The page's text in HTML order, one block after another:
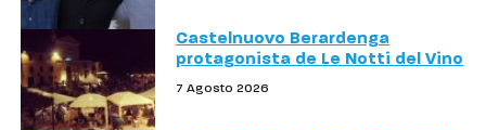
Castelnuovo Berardenga
protagonista de Le Notti del Vino
7 Agosto 2026